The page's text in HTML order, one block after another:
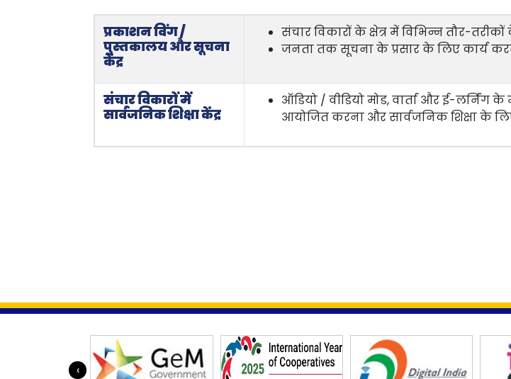
प्रकाशन विंग /
पुस्तकालय और सूचना
केंद्र
संचार विकारों के क्षेत्र में विभिन्न तौर-
जनता तक सूचना के प्रसार के लिए कार्य
संचार विकारों में
सार्वजनिक शिक्षा केंद्र
ऑडियो / वीडियो मोड, वार्ता और ई-
आयोजित करना और सार्वजनिक शिक्षा के
‹